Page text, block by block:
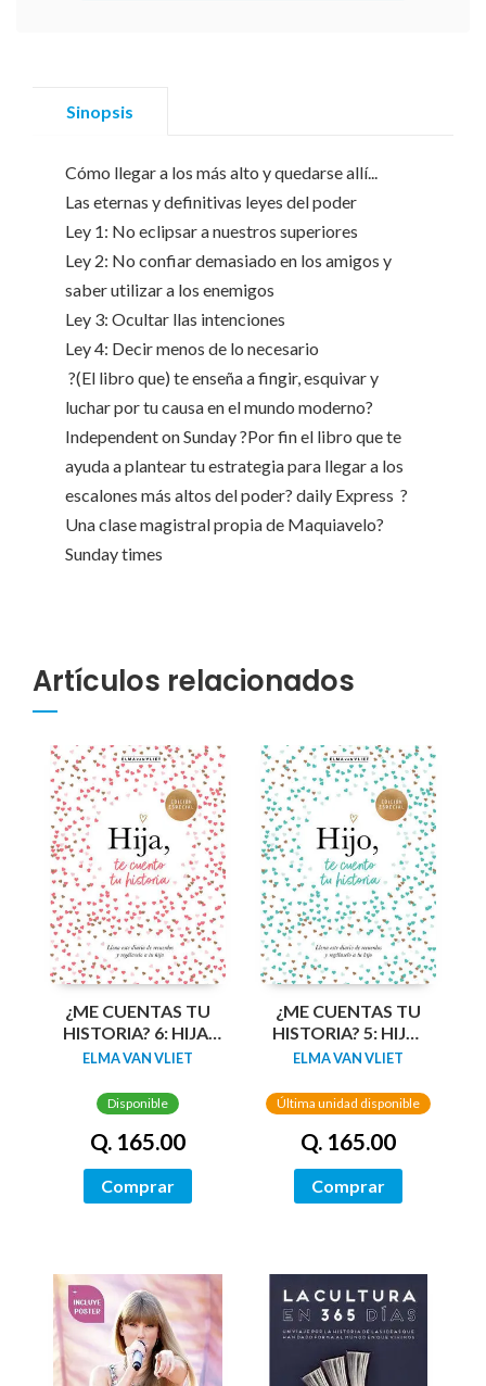
Sinopsis
Cómo llegar a los más alto y quedarse allí...
Las eternas y definitivas leyes del poder
Ley 1: No eclipsar a nuestros superiores
Ley 2: No confiar demasiado en los amigos y
saber utilizar a los enemigos
Ley 3: Ocultar llas intenciones
Ley 4: Decir menos de lo necesario
?(El libro que) te enseña a fingir, esquivar y
luchar por tu causa en el mundo moderno?
Independent on Sunday ?Por fin el libro que te
ayuda a plantear tu estrategia para llegar a los
escalones más altos del poder? daily Express ?
Una clase magistral propia de Maquiavelo?
Sunday times
Artículos relacionados
¿ME CUENTAS TU
HISTORIA? 6: HIJA,
TE CUENTO TU
ELMA VAN VLIET
Disponible
Q. 165.00
Comprar
¿ME CUENTAS TU
HISTORIA? 5: HIJO,
TE CUENTO TU
ELMA VAN VLIET
Última unidad disponible
Q. 165.00
Comprar